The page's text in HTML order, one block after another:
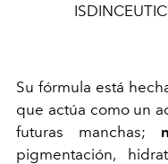
Su fórmula está
que actúa como un
futuras manchas;
pigmentación,